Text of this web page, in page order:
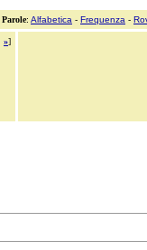
Parole: Alfabetica - Frequenza -
»]